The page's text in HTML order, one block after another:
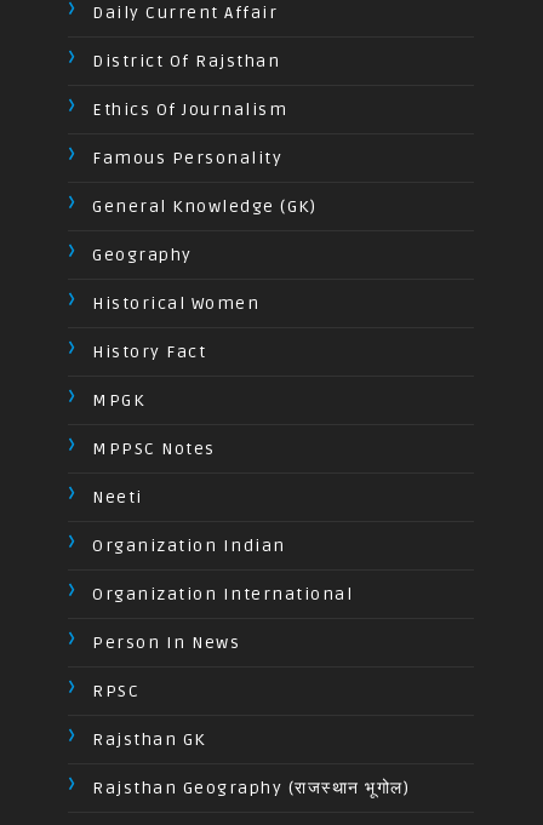
Daily Current Affair
District Of Rajsthan
Ethics Of Journalism
Famous Personality
General Knowledge (GK)
Geography
Historical Women
History Fact
MPGK
MPPSC Notes
Neeti
Organization Indian
Organization International
Person In News
RPSC
Rajsthan GK
Rajsthan Geography (राजस्थान भूगोल)